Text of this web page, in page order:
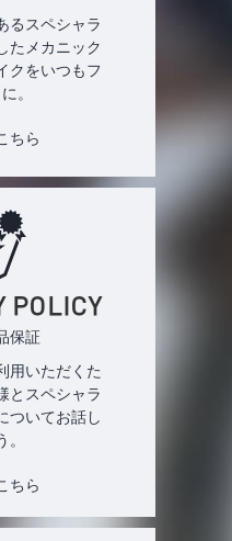
るスペシャラ
たメカニック
クをいつもフ
。
ちら
POLICY
保証
用いただくた
とスペシャラ
ついてお話し
。
ちら